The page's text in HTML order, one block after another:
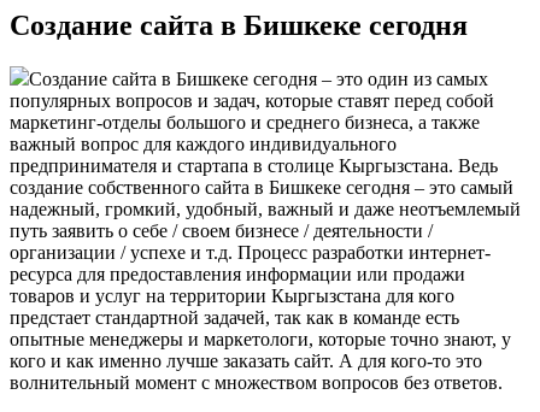
Создание сайта в Бишкеке сегодня
Создание сайта в Бишкеке сегодня – это один из самых
популярных вопросов и задач, которые ставят перед собой
маркетинг-отделы большого и среднего бизнеса, а также
важный вопрос для каждого индивидуального
предпринимателя и стартапа в столице Кыргызстана. Ведь
создание собственного сайта в Бишкеке сегодня – это самый
надежный, громкий, удобный, важный и даже неотъемлемый
путь заявить о себе / своем бизнесе / деятельности /
организации / успехе и т.д. Процесс разработки интернет-
ресурса для предоставления информации или продажи
товаров и услуг на территории Кыргызстана для кого
предстает стандартной задачей, так как в команде есть
опытные менеджеры и маркетологи, которые точно знают, у
кого и как именно лучше заказать сайт. А для кого-то это
волнительный момент с множеством вопросов без ответов.